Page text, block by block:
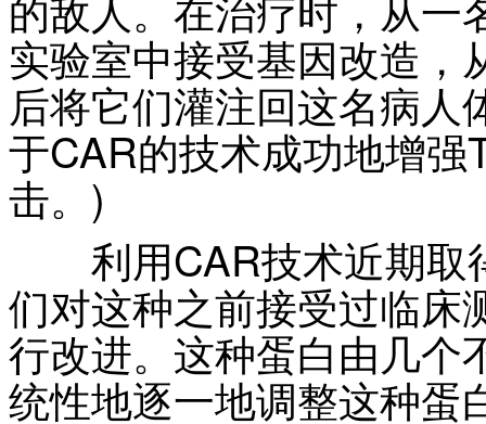
实验室中接受基因改造
后将它们灌注回这名病
于CAR的技术成功地增
击。)
利用CAR技术近期取
们对这种之前接受过临床
行改进。这种蛋白由几个
统性地逐一地调整这种蛋